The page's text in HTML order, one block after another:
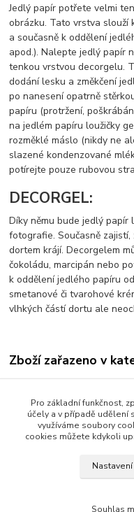
Jedlý papír potřete velmi
obrázku. Tato vrstva slouží
a současně k oddělení
apod.). Nalepte jedlý papír
tenkou vrstvou decorgelu.
dodání lesku a změkčení
po nanesení opatrně
papíru (protržení,
na jedlém papíru loužičky
rozměklé máslo (nikdy ne
slazené kondenzované
potírejte pouze rubovou
DECORGEL:
Díky němu bude jedlý
fotografie. Současně
dortem krájí. Decorgelem
čokoládu, marcipán nebo
k oddělení jedlého papíru
smetanové či tvarohové
vlhkých částí dortu ale
Zboží zařazeno v
vystavit kupujícímu
přijatou tržbu u správce
Pro základní funkčnost,
účely a v případě udělení
využíváme soubory
cookies můžete kdykoli
Nastavení
Souhlas